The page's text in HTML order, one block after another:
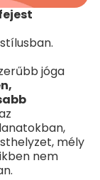
jóga
mély
nem